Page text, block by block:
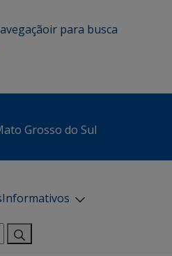
ir para busca
Grosso do Sul
Informativos